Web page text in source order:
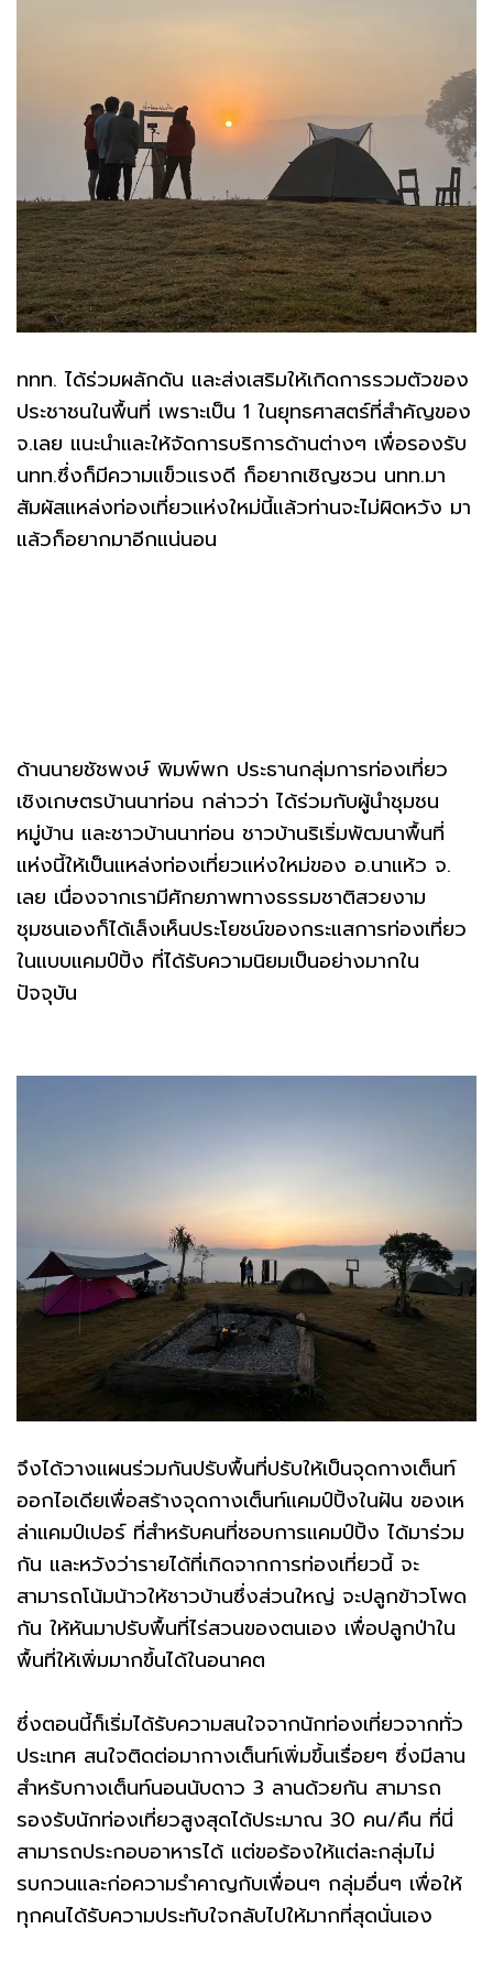
ททท. ได้ร่วมผลักดัน และส่งเสริมให้เกิดการรวมตัวของ
ประชาชนในพื้นที่ เพราะเป็น 1 ในยุทธศาสตร์ที่สำคัญของ
จ.เลย แนะนำและให้จัดการบริการด้านต่างๆ เพื่อรองรับ
นทท.ซึ่งก็มีความแข็วแรงดี ก็อยากเชิญชวน นทท.มา
สัมผัสแหล่งท่องเที่ยวแห่งใหม่นี้แล้วท่านจะไม่ผิดหวัง มา
แล้วก็อยากมาอีกแน่นอน
ด้านนายชัชพงษ์ พิมพ์พก ประธานกลุ่มการท่องเที่ยว
เชิงเกษตรบ้านนาท่อน กล่าวว่า ได้ร่วมกับผู้นำชุมชน
หมู่บ้าน และชาวบ้านนาท่อน ชาวบ้านริเริ่มพัฒนาพื้นที่
แห่งนี้ให้เป็นแหล่งท่องเที่ยวแห่งใหม่ของ อ.นาแห้ว จ.
เลย เนื่องจากเรามีศักยภาพทางธรรมชาติสวยงาม
ชุมชนเองก็ได้เล็งเห็นประโยชน์ของกระแสการท่องเที่ยว
ในแบบแคมป์ปิ้ง ที่ได้รับความนิยมเป็นอย่างมากใน
ปัจจุบัน
จึงได้วางแผนร่วมกันปรับพื้นที่ปรับให้เป็นจุดกางเต็นท์
ออกไอเดียเพื่อสร้างจุดกางเต็นท์แคมป์ปิ้งในฝัน ของเห
ล่าแคมป์เปอร์ ที่สำหรับคนที่ชอบการแคมป์ปิ้ง ได้มาร่วม
กัน และหวังว่ารายได้ที่เกิดจากการท่องเที่ยวนี้ จะ
สามารถโน้มน้าวให้ชาวบ้านซึ่งส่วนใหญ่ จะปลูกข้าวโพด
กัน ให้หันมาปรับพื้นที่ไร่สวนของตนเอง เพื่อปลูกป่าใน
พื้นที่ให้เพิ่มมากขึ้นได้ในอนาคต
ซึ่งตอนนี้ก็เริ่มได้รับความสนใจจากนักท่องเที่ยวจากทั่ว
ประเทศ สนใจติดต่อมากางเต็นท์เพิ่มขึ้นเรื่อยๆ ซึ่งมีลาน
สำหรับกางเต็นท์นอนนับดาว 3 ลานด้วยกัน สามารถ
รองรับนักท่องเที่ยวสูงสุดได้ประมาณ 30 คน/คืน ที่นี่
สามารถประกอบอาหารได้ แต่ขอร้องให้แต่ละกลุ่มไม่
รบกวนและก่อความรำคาญกับเพื่อนๆ กลุ่มอื่นๆ เพื่อให้
ทุกคนได้รับความประทับใจกลับไปให้มากที่สุดนั่นเอง